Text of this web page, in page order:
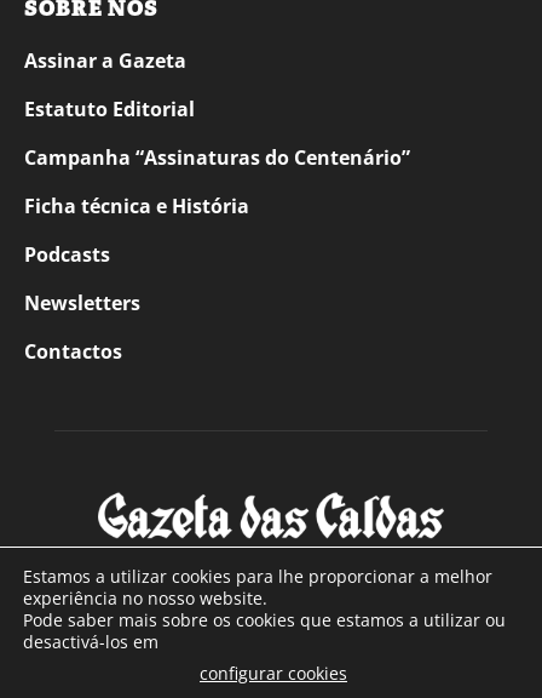
SOBRE NÓS
Assinar a Gazeta
Estatuto Editorial
Campanha “Assinaturas do Centenário”
Ficha técnica e História
Podcasts
Newsletters
Contactos
SOBRE NÓS
Com sede nas Caldas da Rainha e mais de 90 anos de
Estamos a utilizar cookies para lhe proporcionar a melhor
experiência no nosso website.
Pode saber mais sobre os cookies que estamos a utilizar ou
desactivá-los em
configurar cookies